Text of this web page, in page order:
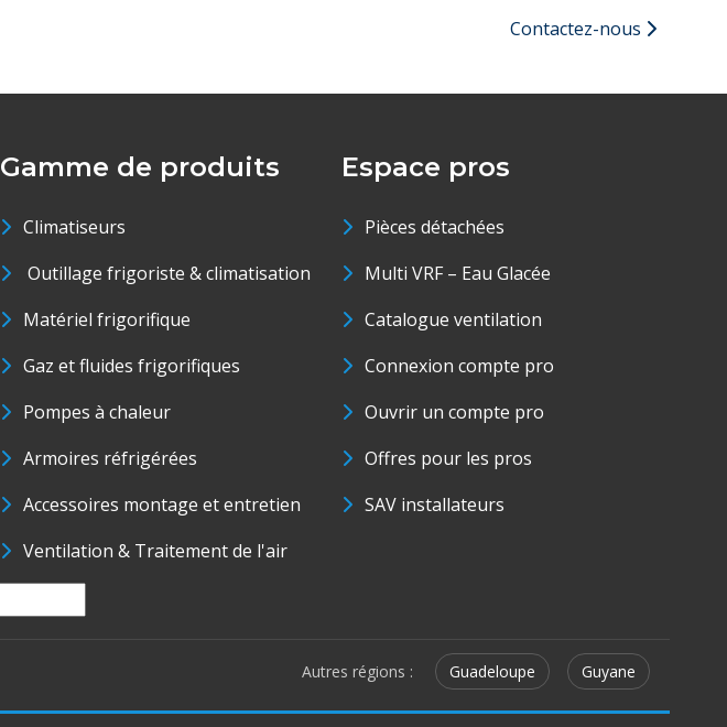
Contactez-nous
Gamme de produits
Climatiseurs
Outillage frigoriste & climatisation
Matériel frigorifique
Gaz et fluides frigorifiques
Pompes à chaleur
Armoires réfrigérées
Accessoires montage et entretien
Ventilation & Traitement de l'air
Espace pros
Pièces détachées
Multi VRF – Eau Glacée
Catalogue ventilation
Connexion compte pro
Ouvrir un compte pro
Offres pour les pros
SAV installateurs
Autres régions : Guadeloupe Guyane